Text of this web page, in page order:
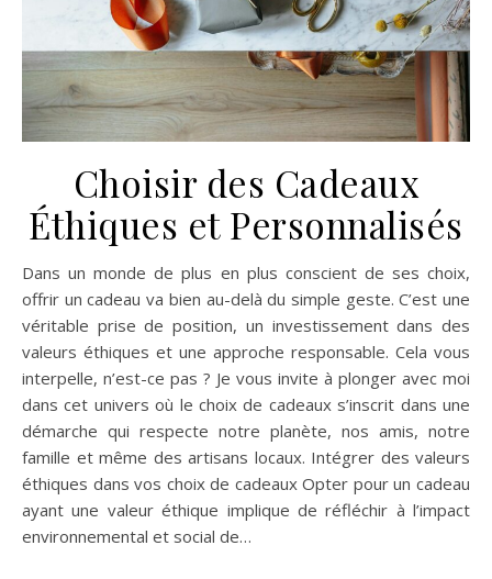
Choisir des Cadeaux
Éthiques et Personnalisés
Dans un monde de plus en plus conscient de ses choix,
offrir un cadeau va bien au-delà du simple geste. C’est une
véritable prise de position, un investissement dans des
valeurs éthiques et une approche responsable. Cela vous
interpelle, n’est-ce pas ? Je vous invite à plonger avec moi
dans cet univers où le choix de cadeaux s’inscrit dans une
démarche qui respecte notre planète, nos amis, notre
famille et même des artisans locaux. Intégrer des valeurs
éthiques dans vos choix de cadeaux Opter pour un cadeau
ayant une valeur éthique implique de réfléchir à l’impact
environnemental et social de…